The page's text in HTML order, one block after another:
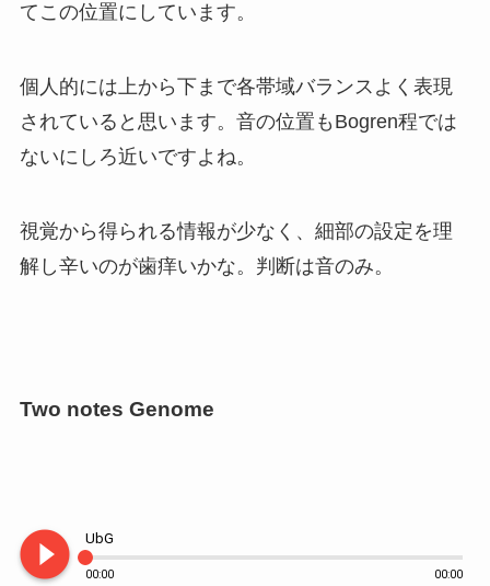
てこの位置にしています。
個人的には上から下まで各帯域バランスよく表現
されていると思います。音の位置もBogren程では
ないにしろ近いですよね。
視覚から得られる情報が少なく、細部の設定を理
解し辛いのが歯痒いかな。判断は音のみ。
Two notes Genome
play_circle_filled UbG
00:00 00:00